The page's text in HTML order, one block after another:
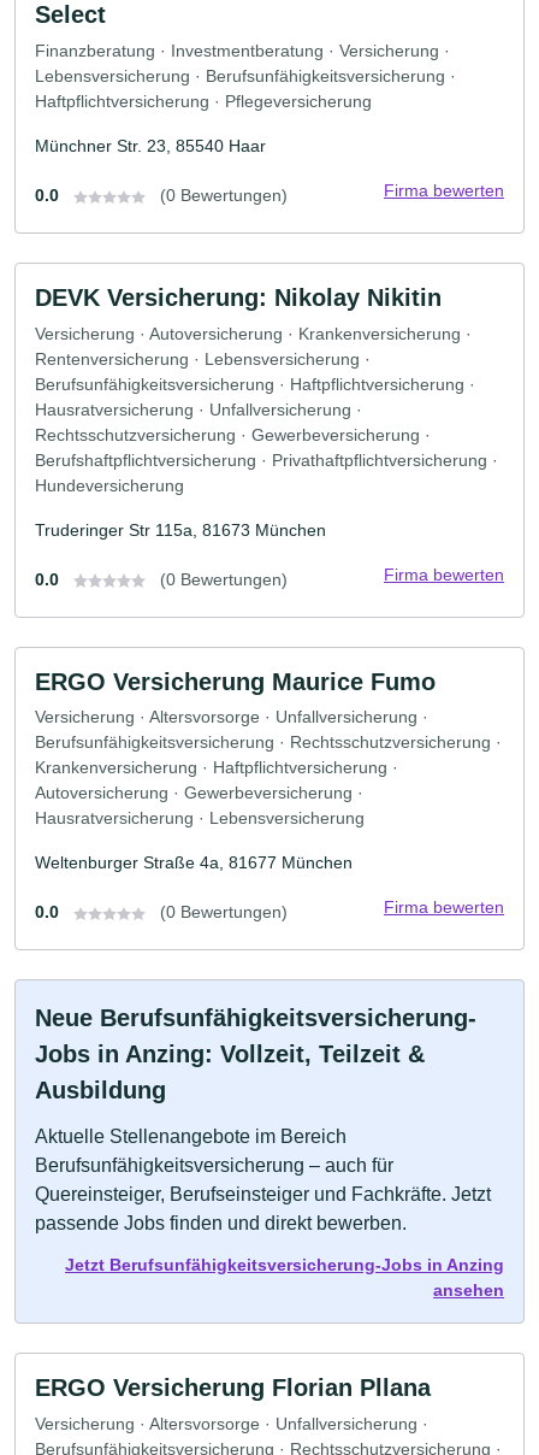
Select
Finanzberatung · Investmentberatung · Versicherung ·
Lebensversicherung · Berufsunfähigkeitsversicherung ·
Haftpflichtversicherung · Pflegeversicherung
Münchner Str. 23, 85540 Haar
0.0 (0 Bewertungen) Firma bewerten
DEVK Versicherung: Nikolay Nikitin
Versicherung · Autoversicherung · Krankenversicherung ·
Rentenversicherung · Lebensversicherung ·
Berufsunfähigkeitsversicherung · Haftpflichtversicherung ·
Hausratversicherung · Unfallversicherung ·
Rechtsschutzversicherung · Gewerbeversicherung ·
Berufshaftpflichtversicherung · Privathaftpflichtversicherung ·
Hundeversicherung
Truderinger Str 115a, 81673 München
0.0 (0 Bewertungen) Firma bewerten
ERGO Versicherung Maurice Fumo
Versicherung · Altersvorsorge · Unfallversicherung ·
Berufsunfähigkeitsversicherung · Rechtsschutzversicherung ·
Krankenversicherung · Haftpflichtversicherung ·
Autoversicherung · Gewerbeversicherung ·
Hausratversicherung · Lebensversicherung
Weltenburger Straße 4a, 81677 München
0.0 (0 Bewertungen) Firma bewerten
Neue Berufsunfähigkeitsversicherung-
Jobs in Anzing: Vollzeit, Teilzeit &
Ausbildung
Aktuelle Stellenangebote im Bereich
Berufsunfähigkeitsversicherung – auch für
Quereinsteiger, Berufseinsteiger und Fachkräfte. Jetzt
passende Jobs finden und direkt bewerben.
Jetzt Berufsunfähigkeitsversicherung-Jobs in Anzing
ansehen
ERGO Versicherung Florian Pllana
Versicherung · Altersvorsorge · Unfallversicherung ·
Berufsunfähigkeitsversicherung · Rechtsschutzversicherung ·